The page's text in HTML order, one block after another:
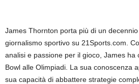
James Thornton porta più di un
giornalismo sportivo su 21Sports.com.
analisi e passione per il gioco, James ha
Bowl alle Olimpiadi. La sua conoscenza
sua capacità di abbattere strategie